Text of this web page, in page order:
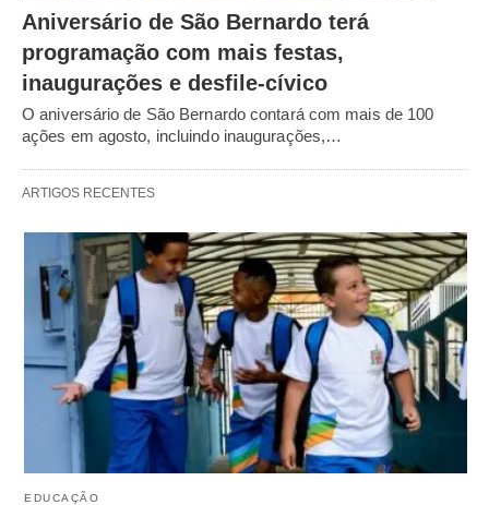
Aniversário de São Bernardo terá
programação com mais festas,
inaugurações e desfile-cívico
O aniversário de São Bernardo contará com mais de 100
ações em agosto, incluindo inaugurações,…
ARTIGOS RECENTES
EDUCAÇÃO